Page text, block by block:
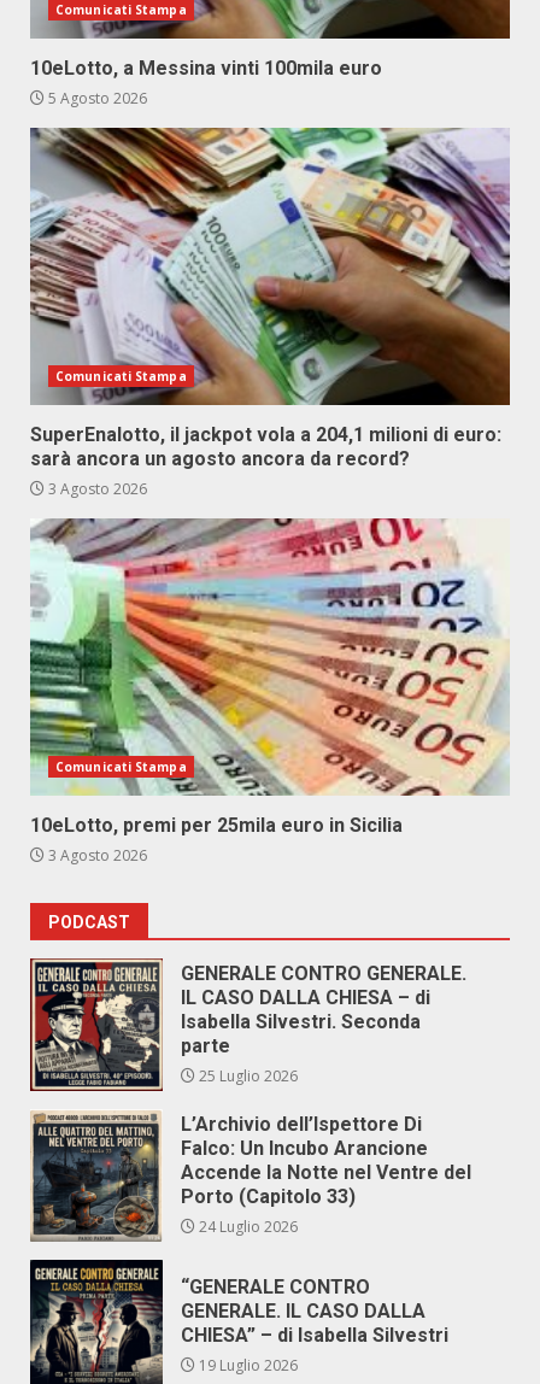
Comunicati Stampa
10eLotto, a Messina vinti 100mila euro
5 Agosto 2026
Comunicati Stampa
SuperEnalotto, il jackpot vola a 204,1 milioni di euro:
sarà ancora un agosto ancora da record?
3 Agosto 2026
Comunicati Stampa
10eLotto, premi per 25mila euro in Sicilia
3 Agosto 2026
PODCAST
GENERALE CONTRO GENERALE.
IL CASO DALLA CHIESA – di
Isabella Silvestri. Seconda
parte
25 Luglio 2026
L’Archivio dell’Ispettore Di
Falco: Un Incubo Arancione
Accende la Notte nel Ventre del
Porto (Capitolo 33)
24 Luglio 2026
“GENERALE CONTRO
GENERALE. IL CASO DALLA
CHIESA” – di Isabella Silvestri
19 Luglio 2026